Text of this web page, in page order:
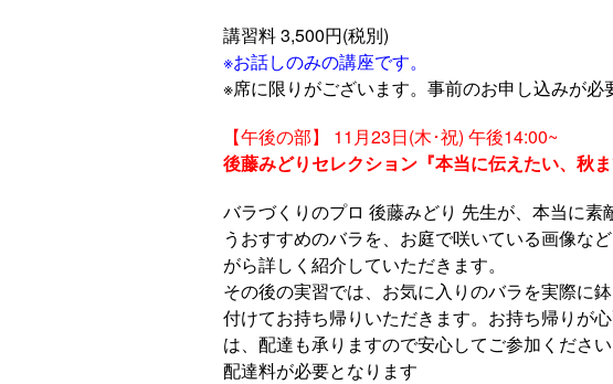
講習料 3,500円(税別)
※お話しのみの講座です。
※席に限りがございます。事前のお申し込みが必
【午後の部】 11月23日(木･祝) 午後14:00~
後藤みどりセレクション『本当に伝えたい、秋
バラづくりのプロ 後藤みどり 先生が、本当に素
うおすすめのバラを、お庭で咲いている画像な
がら詳しく紹介していただきます。
その後の実習では、お気に入りのバラを実際に鉢
付けてお持ち帰りいただきます。お持ち帰りが
は、配達も承りますので安心してご参加くださ
配達料が必要となります